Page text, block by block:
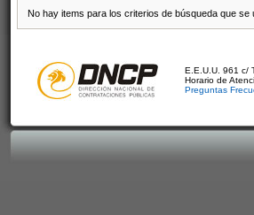
No hay items para los criterios de búsqueda que se
E.E.U.U. 961 c/
Horario de
Preguntas